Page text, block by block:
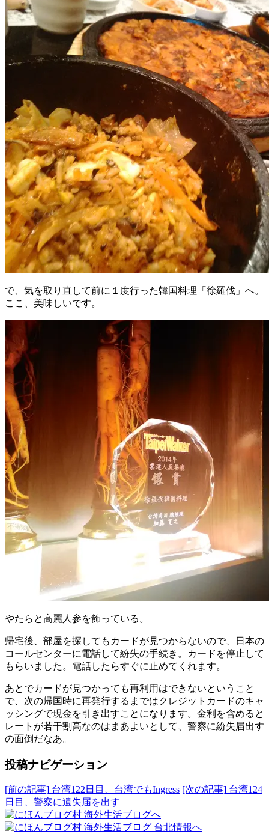
で、気を取り直して前に１度行った韓国料理「徐羅伐」へ。
ここ、美味しいです。
やたらと高麗人参を飾っている。
帰宅後、部屋を探してもカードが見つからないので、日本の
コールセンターに電話して紛失の手続き。カードを停止して
もらいました。電話したらすぐに止めてくれます。
あとでカードが見つかっても再利用はできないということ
で、次の帰国時に再発行するまではクレジットカードのキャ
ッシングで現金を引き出すことになります。金利を含めると
レートが若干割高なのはまあよいとして、警察に紛失届出す
の面倒だなあ。
投稿ナビゲーション
[前の記事] 台湾122日目、台湾でもIngress [次の記事] 台湾124
日目、警察に遺失届を出す